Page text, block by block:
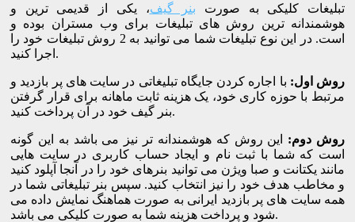
تبلیغات کلیکی به صورت بنر گیف، یکی از قدیمی ترین و
هوشمندانه ترین روش های تبلیغات برای وب مستران بوده و
است. در این نوع تبلیغات شما می توانید به 2 روش تبلیغات خود را
اجرا کنید.
روش اول: با اجاره کردن جایگاه تبلیغاتی در سایت های پر بازدید و
مرتبط با حوزه کاری خود، یک هزینه ثابت ماهانه برای قرار گرفتن
بنر گیف خود در آن پرداخت کنید.
روش دوم: این روش که هوشمندانه تر نیز می باشد به این گونه
است که شما با ثبت نام و ایجاد حساب کاربری در سایت هایی
مانند یکتانت و صبا ویژن می توانید بنرهای خود را در آنجا آپلود کنید
و مخاطب هدف خود را نیز انتخاب کنید. سپس بنر تبلیغاتی شما در
همه سایت های پر بازدید ایرانی به صورت هماهنگ نمایش داده می
شود و پرداخت هزینه شما به صورت کلیکی می باشد.